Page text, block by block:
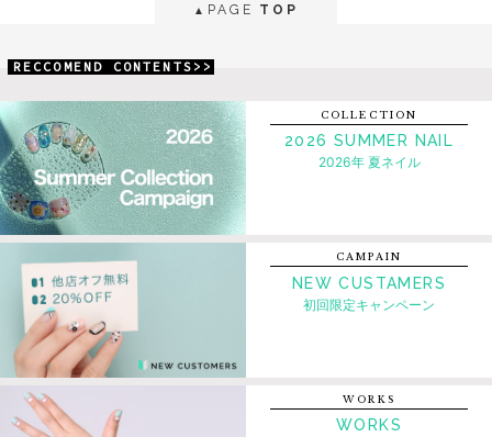
▲ PAGE TOP
RECCOMEND CONTENTS>>
COLLECTION
2026 SUMMER NAIL
2026年 夏ネイル
CAMPAIN
NEW CUSTAMERS
初回限定キャンペーン
WORKS
WORKS